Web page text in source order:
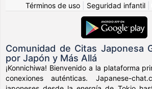
Términos de uso
Seguridad infantil
Comunidad de Citas Japonesa
por Japón y Más Allá
¡Konnichiwa! Bienvenido a la plataforma
conexiones auténticas. Japanese-